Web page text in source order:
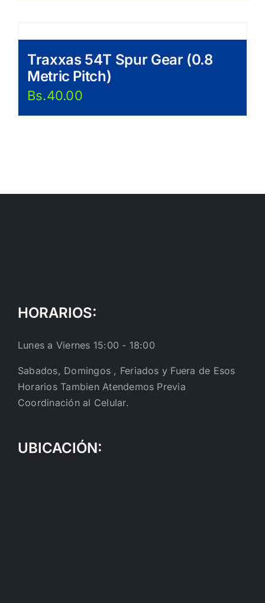
Traxxas 54T Spur Gear (0.8
Metric Pitch)
Bs.40.00
HORARIOS:
Lunes a Viernes 15:00 - 18:00
Sabados, Domingos , Feriados y Fuera de Esos
Horarios Tambien Atendemos Previa
Coordinación al Celular.
UBICACIÓN: